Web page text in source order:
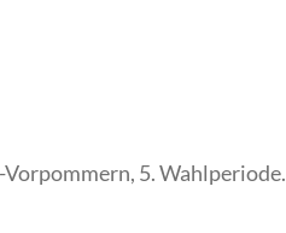
5. Wahlperiode.